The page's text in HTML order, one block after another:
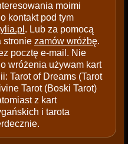
moimi
kontakt pod tym
. Lub za pomocą
stronie zamów wróżbę.
pocztę e-mail. Nie
wróżenia używam kart
Tarot of Dreams (Tarot
Tarot (Boski Tarot)
z kart
i tarota